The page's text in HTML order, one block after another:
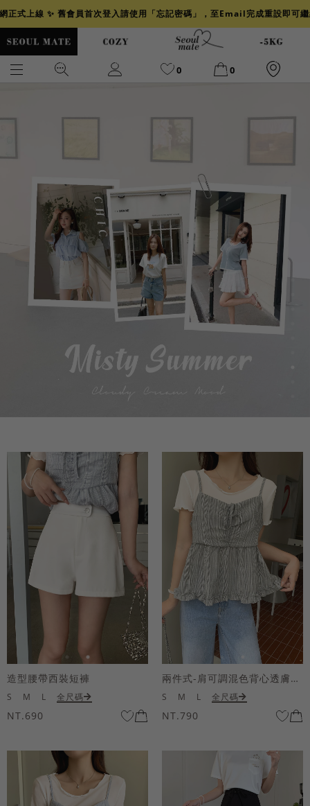
正式上線 ✨ 舊會員首次登入請使用「忘記密碼」，至Email完成重設即可
0 0
牛仔
襯衫 褲裙 冰感
涼感
造型腰帶西裝短褲
S M L 全尺碼
NT.690
兩件式-肩可調混色背心透膚上衣套組
S M L 全尺碼
NT.790